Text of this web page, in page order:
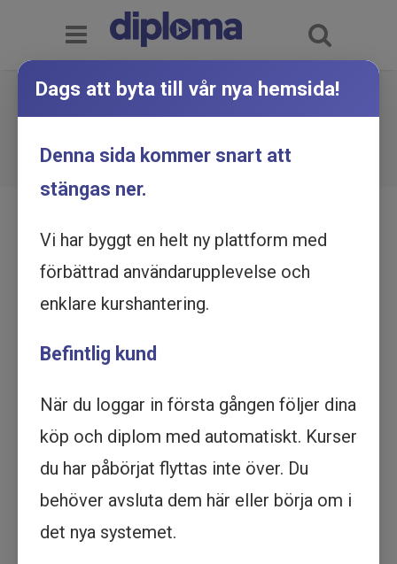
TAK-OEE - Utbildning online
Köp - 1 895 kr
Prova ett delmoment
PRODUKTION OCH LOGISTIK | 1
Dags att byta till vår nya hemsida!
Denna sida kommer snart att
stängas ner.
Vi har byggt en helt ny plattform med
förbättrad användarupplevelse och
enklare kurshantering.
Befintlig kund
När du loggar in första gången följer dina
köp och diplom med automatiskt. Kurser
du har påbörjat flyttas inte över. Du
behöver avsluta dem här eller börja om i
det nya systemet.